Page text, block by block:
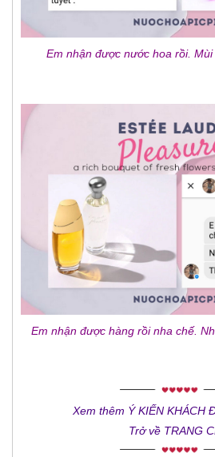
Em nhận được nước hoa rồi.
Em nhận được hàng rồi nha chế.
Xem thêm Ý KIẾN KHÁCH
Trở về TRANG